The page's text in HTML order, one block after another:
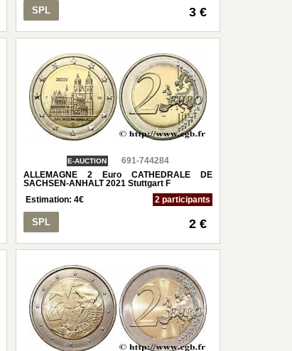
SPL 3 €
E-AUCTION
691-744284
ALLEMAGNE 2 Euro CATHEDRALE DE
SACHSEN-ANHALT 2021 Stuttgart F
Estimation:4€ 2 participants
SPL 2 €